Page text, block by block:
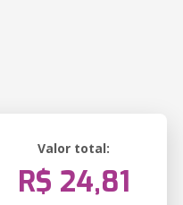
Valor total:
R$ 24,81